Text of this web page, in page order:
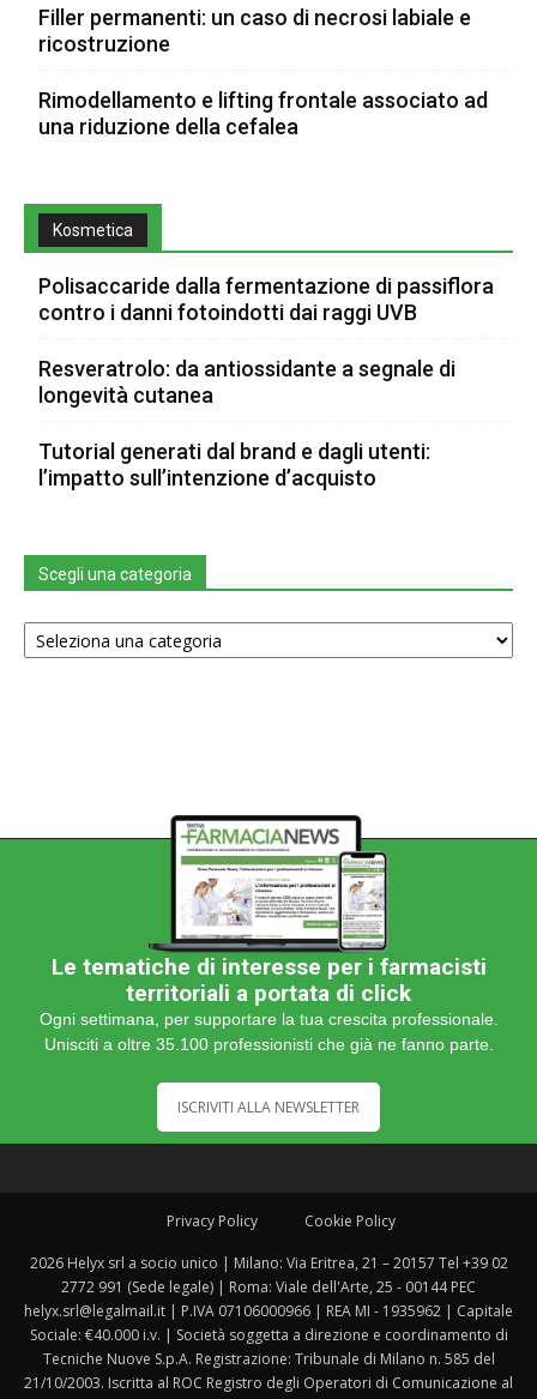
Filler permanenti: un caso di necrosi labiale e
ricostruzione
Rimodellamento e lifting frontale associato ad
una riduzione della cefalea
Kosmetica
Polisaccaride dalla fermentazione di passiflora
contro i danni fotoindotti dai raggi UVB
Resveratrolo: da antiossidante a segnale di
longevità cutanea
Tutorial generati dal brand e dagli utenti:
l’impatto sull’intenzione d’acquisto
Scegli una categoria
Scegli
una
Le tematiche di interesse per i farmacisti
territoriali a portata di click
Ogni settimana, per supportare la tua crescita professionale.
Unisciti a oltre 35.100 professionisti che già ne fanno parte.
ISCRIVITI ALLA NEWSLETTER
Privacy Policy Cookie Policy
2026 Helyx srl a socio unico | Milano: Via Eritrea, 21 – 20157 Tel +39 02
2772 991 (Sede legale) | Roma: Viale dell'Arte, 25 - 00144 PEC
helyx.srl@legalmail.it | P.IVA 07106000966 | REA MI - 1935962 | Capitale
Sociale: €40.000 i.v. | Società soggetta a direzione e coordinamento di
Tecniche Nuove S.p.A. Registrazione: Tribunale di Milano n. 585 del
21/10/2003. Iscritta al ROC Registro degli Operatori di Comunicazione al